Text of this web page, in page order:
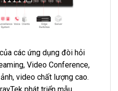
các ứng dụng đòi hỏi
Video Conference,
video chất lượng cao.